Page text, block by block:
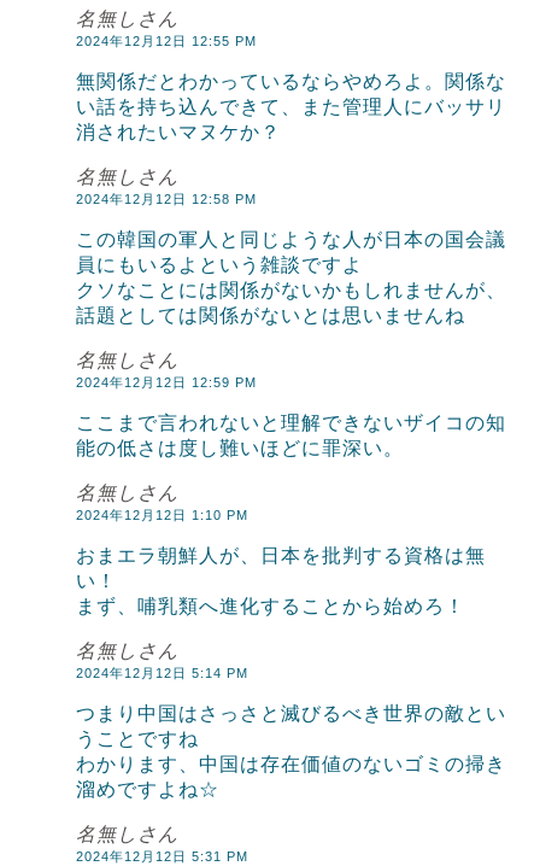
名無しさん
2024年12月12日 12:55 PM
無関係だとわかっているならやめろよ。関係な
い話を持ち込んできて、また管理人にバッサリ
消されたいマヌケか？
名無しさん
2024年12月12日 12:58 PM
この韓国の軍人と同じような人が日本の国会議
員にもいるよという雑談ですよ
クソなことには関係がないかもしれませんが、
話題としては関係がないとは思いませんね
名無しさん
2024年12月12日 12:59 PM
ここまで言われないと理解できないザイコの知
能の低さは度し難いほどに罪深い。
名無しさん
2024年12月12日 1:10 PM
おまエラ朝鮮人が、日本を批判する資格は無
い！
まず、哺乳類へ進化することから始めろ！
名無しさん
2024年12月12日 5:14 PM
つまり中国はさっさと滅びるべき世界の敵とい
うことですね
わかります、中国は存在価値のないゴミの掃き
溜めですよね☆
名無しさん
2024年12月12日 5:31 PM